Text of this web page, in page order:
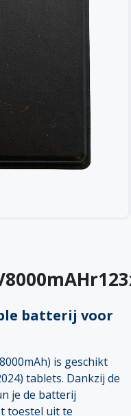
batterij voor
is geschikt
tablets. Dankzij de
je de batterij
toestel uit te